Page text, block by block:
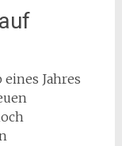
Jahres